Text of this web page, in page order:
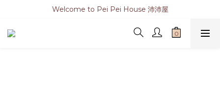
Welcome to Pei Pei House 沛沛屋